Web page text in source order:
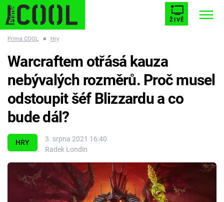
ŽIVĚ
ESCAPE PLNEJ KOTEL AVENGERS 5
Témata
Filmy
Seriály
Prima COOL ■ Hry
HRY
3. srpna 2021 16:40
Radek Londin
Warcraftem otřásá kauza
nebývalých rozměrů. Proč musel
odstoupit šéf Blizzardu a co
bude dál?